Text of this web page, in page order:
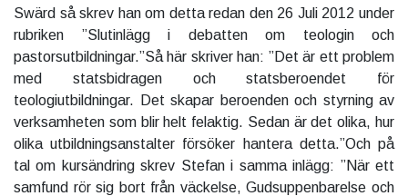
Swärd så skrev han om detta redan den 26 Juli 2012 under
rubriken ”Slutinlägg i debatten om teologin och
pastorsutbildningar.”Så här skriver han: ”Det är ett problem
med statsbidragen och statsberoendet för
teologiutbildningar. Det skapar beroenden och styrning av
verksamheten som blir helt felaktig. Sedan är det olika, hur
olika utbildningsanstalter försöker hantera detta.”Och på
tal om kursändring skrev Stefan i samma inlägg: ”När ett
samfund rör sig bort från väckelse, Gudsuppenbarelse och